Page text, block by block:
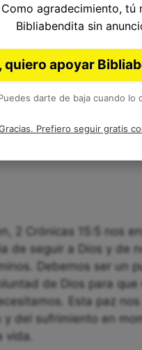
pasando por un
parece inalcanzable.
es buscar a Dios y
seguir a Dios,
2 Crónicas 15:5 nos
de seguir a Dios y de
Debemos ser un
de Dios para que
Esta paz
y del sufrimiento en
vida.
Como agradecimiento, tú
Bibliabendita sin
quiero apoyar
darte de baja cuando lo
Prefiero seguir gratis